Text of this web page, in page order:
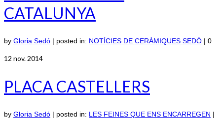
CATALUNYA
by Gloria Sedó | posted in: NOTÍCIES DE CERÀMIQUES SEDÓ | 0
12 nov. 2014
PLACA CASTELLERS
by Gloria Sedó | posted in: LES FEINES QUE ENS ENCARREGEN |